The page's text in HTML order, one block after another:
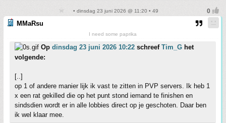
• dinsdag 23 juni 2026 @ 11:20 • 49
MMaRsu
I need some paprika
Op dinsdag 23 juni 2026 10:22 schreef Tim_G het
volgende:
[..]
op 1 of andere manier lijk ik vast te zitten in PVP servers. Ik heb 1
x een rat gekilled die op het punt stond iemand te finishen en
sindsdien wordt er in alle lobbies direct op je geschoten. Daar ben
ik wel klaar mee.